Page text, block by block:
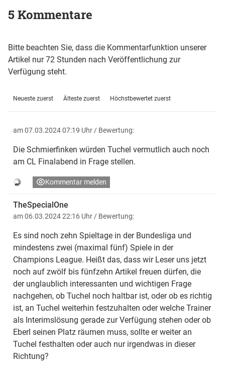
5 Kommentare
Bitte beachten Sie, dass die Kommentarfunktion unserer
Artikel nur 72 Stunden nach Veröffentlichung zur
Verfügung steht.
Neueste zuerst Älteste zuerst Höchstbewertet zuerst
am 07.03.2024 07:19 Uhr/ Bewertung:
Die Schmierfinken würden Tuchel vermutlich auch noch
am CL Finalabend in Frage stellen.
Kommentar melden
TheSpecialOne
am 06.03.2024 22:16 Uhr/ Bewertung:
Es sind noch zehn Spieltage in der Bundesliga und
mindestens zwei (maximal fünf) Spiele in der
Champions League. Heißt das, dass wir Leser uns jetzt
noch auf zwölf bis fünfzehn Artikel freuen dürfen, die
der unglaublich interessanten und wichtigen Frage
nachgehen, ob Tuchel noch haltbar ist, oder ob es richtig
ist, an Tuchel weiterhin festzuhalten oder welche Trainer
als Interimslösung gerade zur Verfügung stehen oder ob
Eberl seinen Platz räumen muss, sollte er weiter an
Tuchel festhalten oder auch nur irgendwas in dieser
Richtung?